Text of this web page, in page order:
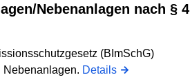
Nebenanlagen nach § 4
(BImSchG)
Nebenanlagen. Details